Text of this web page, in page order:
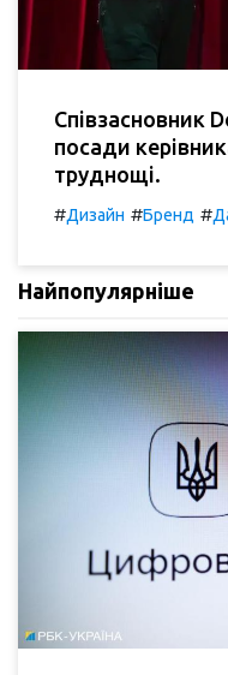
Співзасновник
посади
труднощі.
#Дизайн #Бренд #
Найпопулярніше